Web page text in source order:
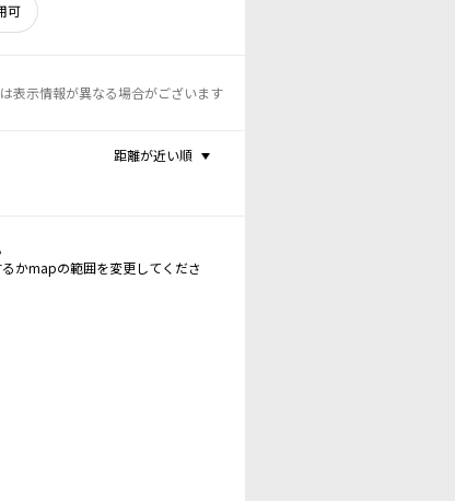
可
表示情報が異なる場合がございます
距離が近い順
かmapの範囲を変更してくださ